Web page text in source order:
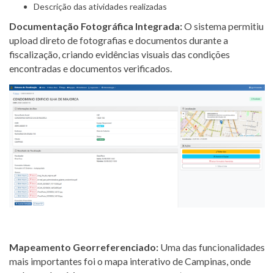
Descrição das atividades realizadas
Documentação Fotográfica Integrada:O sistema permitiu
upload direto de fotografias e documentos durante a
fiscalização, criando evidências visuais das condições
encontradas e documentos verificados.
Mapeamento Georreferenciado: Uma das funcionalidades
mais importantes foi o mapa interativo de Campinas, onde